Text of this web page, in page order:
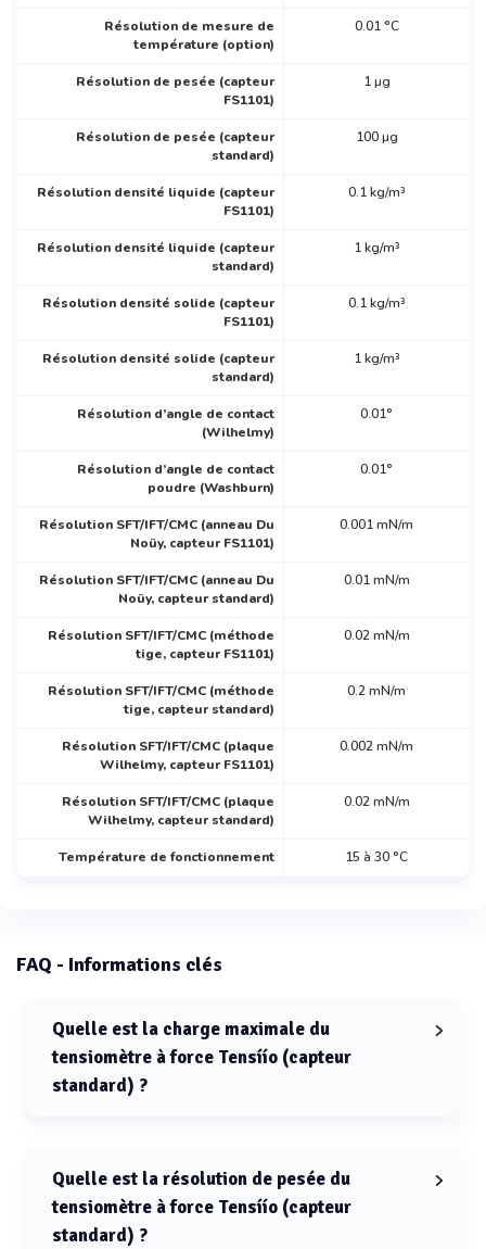
Résolution de mesure de
température (option)
0.01 °C
Résolution de pesée (capteur
FS1101)
1 µg
Résolution de pesée (capteur
standard)
100 µg
Résolution densité liquide (capteur
FS1101)
0.1 kg/m³
Résolution densité liquide (capteur
standard)
1 kg/m³
Résolution densité solide (capteur
FS1101)
0.1 kg/m³
Résolution densité solide (capteur
standard)
1 kg/m³
Résolution d’angle de contact
(Wilhelmy)
0.01°
Résolution d’angle de contact
poudre (Washburn)
0.01°
Résolution SFT/IFT/CMC (anneau Du
Noüy, capteur FS1101)
0.001 mN/m
Résolution SFT/IFT/CMC (anneau Du
Noüy, capteur standard)
0.01 mN/m
Résolution SFT/IFT/CMC (méthode
tige, capteur FS1101)
0.02 mN/m
Résolution SFT/IFT/CMC (méthode
tige, capteur standard)
0.2 mN/m
Résolution SFT/IFT/CMC (plaque
Wilhelmy, capteur FS1101)
0.002 mN/m
Résolution SFT/IFT/CMC (plaque
Wilhelmy, capteur standard)
0.02 mN/m
Température de fonctionnement 15 à 30 °C
FAQ - Informations clés
Quelle est la charge maximale du
tensiomètre à force Tensíío (capteur
standard) ?
Quelle est la résolution de pesée du
tensiomètre à force Tensíío (capteur
standard) ?